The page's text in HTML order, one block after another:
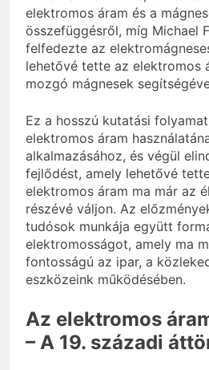
elektromos áram és a
összefüggésről, míg Michael
felfedezte az
lehetővé tette az elektromos
mozgó mágnesek
Ez a hosszú kutatási
elektromos áram
alkalmazásához, és végül
fejlődést, amely lehetővé
elektromos áram ma már az
részévé váljon. Az
tudósok munkája együtt
elektromosságot, amely ma
fontosságú az ipar, a
eszközeink működésében.
Az elektromos
– A 19. századi